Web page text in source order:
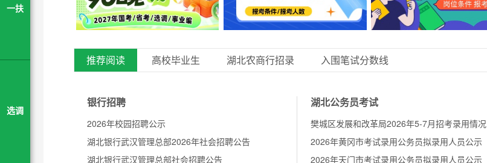
一扶
选调
推荐阅读 高校毕业生 湖北农商行招录 入围笔试分数线
银行招聘
2026年校园招聘公示
湖北银行武汉管理总部2026年社会招聘公告
湖北银行武汉管理总部社会招聘公告
湖北公务员考试
樊城区发展和改革局2026年5-7月招考录用情况